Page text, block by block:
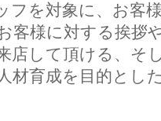
を対象に、お客
客様に対する挨拶
店して頂ける、そ
材育成を目的とし